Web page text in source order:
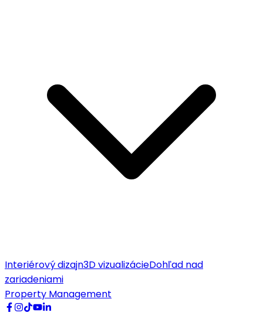
Interiérový dizajn3D vizualizácieDohľad nad
zariadeniami
Property Management